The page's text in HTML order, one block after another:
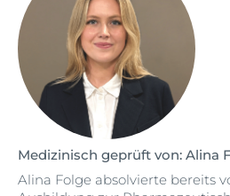
Medizinisch geprüft von: Alina
Alina Folge absolvierte bereits